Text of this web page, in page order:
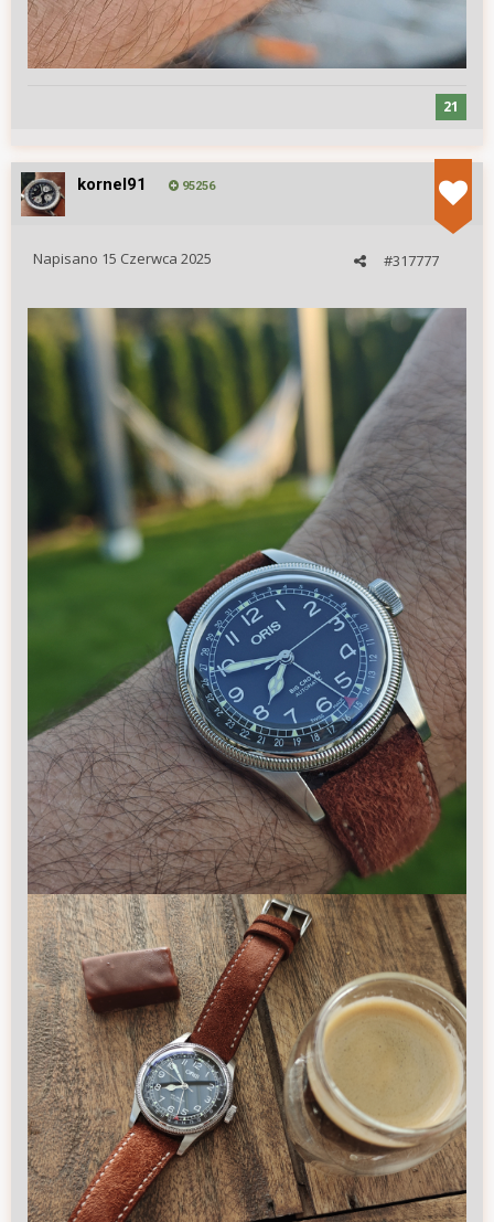
21
kornel91 95256
#317777
Napisano 15 Czerwca 2025